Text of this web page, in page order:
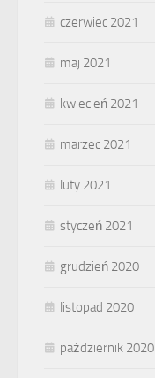
czerwiec 2021
maj 2021
kwiecień 2021
marzec 2021
luty 2021
styczeń 2021
grudzień 2020
listopad 2020
październik 2020